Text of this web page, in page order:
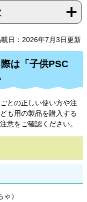
日：2026年7月3日更新
は「子供PSC
との正しい使い方や注
も用の製品を購入する
意をご確認ください。
）